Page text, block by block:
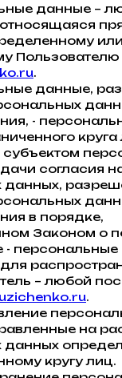
данные –
или
Пользователю
.
данные,
-
субъектом
согласия
данных,
в порядке,
Законом о
-
– любой
.
на
данных
кругу лиц.